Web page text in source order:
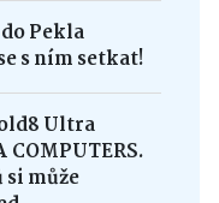
Pekla
s ním setkat!
Ultra
může